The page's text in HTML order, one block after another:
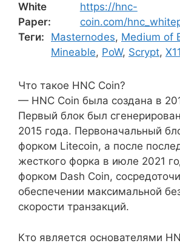
White
Paper:
https://hnc-
coin.com/
Теги:
Masternodes, Medium of
Mineable, PoW, Scrypt, X11
Что такое HNC Coin?
— HNC Coin была создана в
Первый блок был
2015 года. Первоначальный
форком Litecoin, а после
жесткого форка в июле 2021
форком Dash Coin,
обеспечении максимальной
скорости транзакций.
Кто является основателями